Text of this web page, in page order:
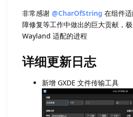
非常感谢 @CharOfString 在组件
障修复等工作中做出的巨大贡献，
Wayland 适配的进程
详细更新日志
新增 GXDE 文件传输工具